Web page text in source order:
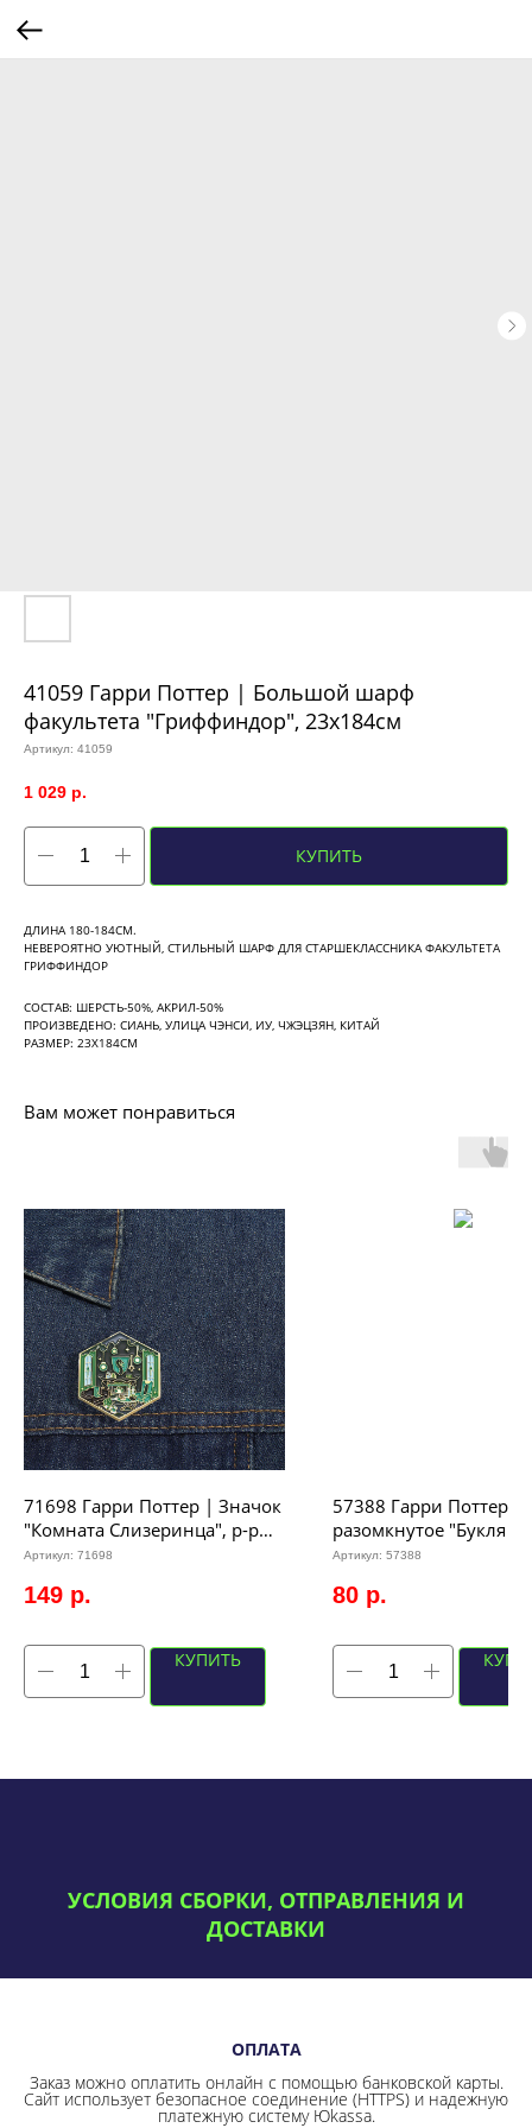
41059 Гарри Поттер | Большой шарф
факультета "Гриффиндор", 23х184см
Артикул: 41059
1 029 р.
КУПИТЬ
ДЛИНА 180-184СМ.
НЕВЕРОЯТНО УЮТНЫЙ, СТИЛЬНЫЙ ШАРФ ДЛЯ СТАРШЕКЛАССНИКА ФАКУЛЬТЕТА
ГРИФФИНДОР
СОСТАВ: ШЕРСТЬ-50%, АКРИЛ-50%
ПРОИЗВЕДЕНО: СИАНЬ, УЛИЦА ЧЭНСИ, ИУ, ЧЖЭЦЗЯН, КИТАЙ
РАЗМЕР: 23Х184СМ
Вам может понравиться
71698 Гарри Поттер | Значок
"Комната Слизеринца", р-р
3,8х3,4см
Артикул: 71698
149 р.
КУПИТЬ
57388 Гарри Поттер |
разомкнутое "Букля с
сверкающими
Артикул: 57388
80 р.
УСЛОВИЯ СБОРКИ, ОТПРАВЛЕНИЯ И
ДОСТАВКИ
ОПЛАТА
Заказ можно оплатить онлайн с помощью банковской карты.
Сайт использует безопасное соединение (HTTPS) и надежную
платежную систему Юkassa.